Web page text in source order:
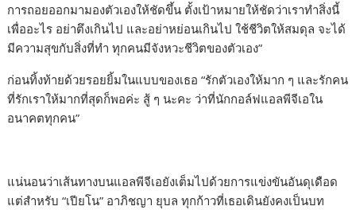
การถอยออกมามองตัวเองให้ชัดขึ้น ตั้งเป้าหมายให้ชัดว่าเราทำสิ่งนี้
เพื่ออะไร อย่าตึงเกินไป และอย่าหย่อนเกินไป ใช้ชีวิตให้สมดุล จะได้
มีความสุขกับสิ่งที่ทำ ทุกคนมีจังหวะชีวิตของตัวเอง”
ก่อนทิ้งท้ายด้วยรอยยิ้มในแบบของเธอ “รักตัวเองให้มาก ๆ และรักคน
ที่รักเราให้มากที่สุดก็พอค่ะ สู้ ๆ นะคะ ว่าที่นักกอล์ฟแอลพีจีเอใน
อนาคตทุกคน”
แน่นอนว่าเส้นทางบนแอลพีจีเอยังเต็มไปด้วยการแข่งขันอันดุเดือด
แต่สำหรับ “เปียโน” อาภิชญา ยุบล ทุกก้าวที่เธอเดินยังคงเป็นบท